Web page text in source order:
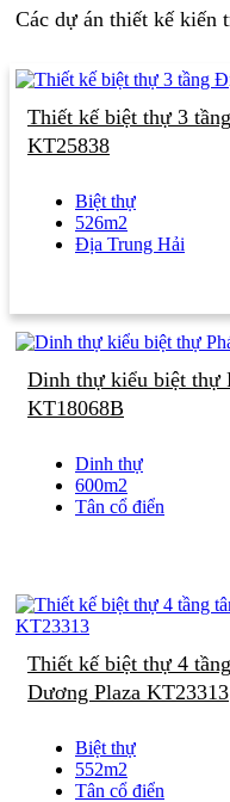
Các dự án thiết kế kiến
Thiết kế biệt thự 3
KT25838
Biệt thự
526m2
Địa Trung Hải
Dinh thự kiểu biệt thự
KT18068B
Dinh thự
600m2
Tân cổ điển
Thiết kế biệt thự 4
Dương Plaza KT23313
Biệt thự
552m2
Tân cổ điển